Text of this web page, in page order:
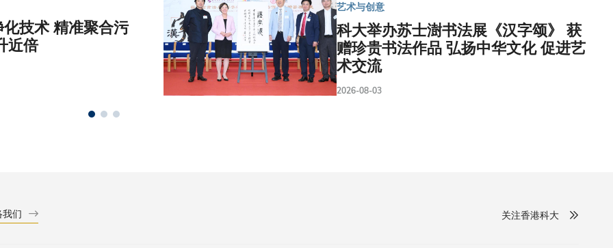
技术 精准聚合污
近倍
艺术与创意
科大举办苏士澍书法展《汉字颂》 获
赠珍贵书法作品 弘扬中华文化 促进艺
术交流
2026-08-03
我们 关注香港科大